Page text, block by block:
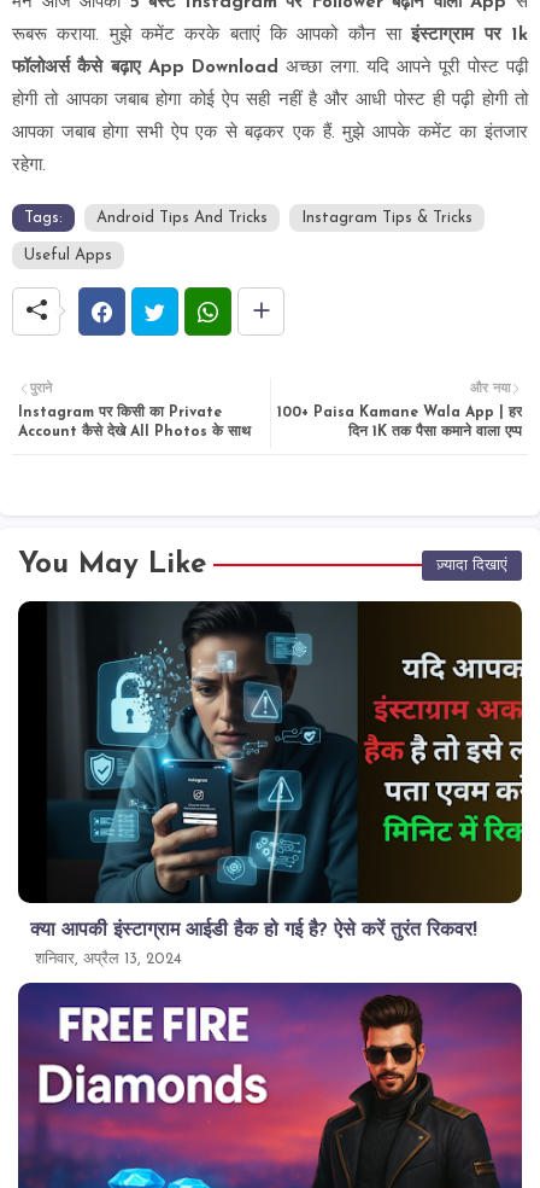
रूबरू कराया. मुझे कमेंट करके बताएं कि आपको कौन साइंस्टाग्राम पर 1k
फॉलोअर्स कैसे बढ़ाए App Downloadअच्छा लगा. यदि आपने पूरी पोस्ट पढ़ी
होगी तो आपका जबाब होगा कोई ऐप सही नहीं है और आधी पोस्ट ही पढ़ी होगी तो
आपका जबाब होगा सभी ऐप एक से बढ़कर एक हैं. मुझे आपके कमेंट का इंतजार
रहेगा.
Tags: Android Tips And Tricks Instagram Tips & Tricks
Useful Apps
और नया
100+ Paisa Kamane Wala App | हर
दिन 1K तक पैसा कमाने वाला एप्प
पुराने
Instagram पर किसी का Private
Account कैसे देखे All Photos के साथ
You May Like ज़्यादा दिखाएं
क्या आपकी इंस्टाग्राम आईडी हैक हो गई है? ऐसे करें तुरंत रिकवर!
शनिवार, अप्रैल 13, 2024